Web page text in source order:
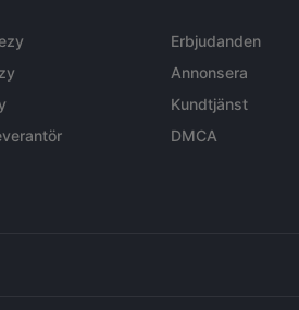
Erbjudanden
Annonsera
Kundtjänst
DMCA